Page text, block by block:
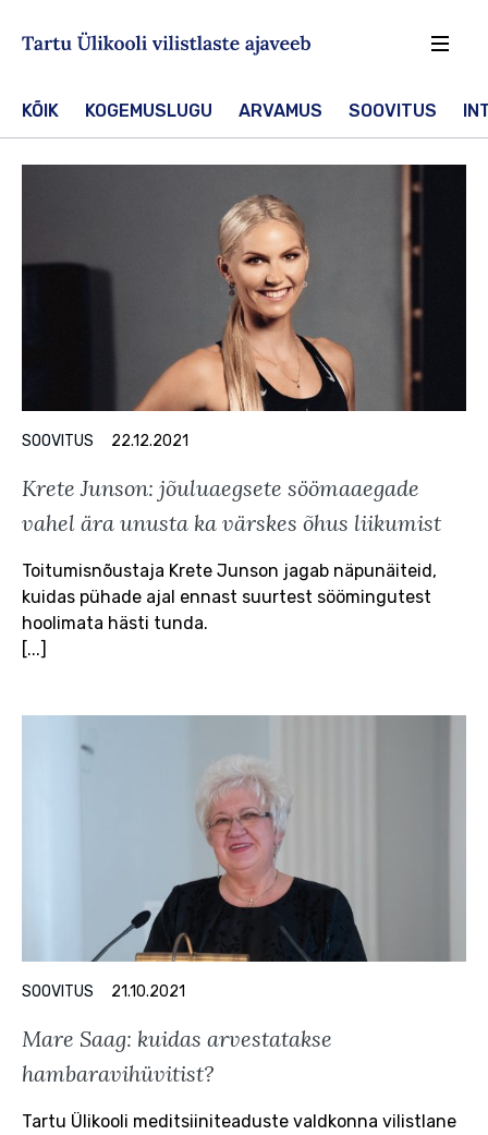
Sisesta märksõna
KÕIK KOGEMUSLUGU ARVAMUS SOOVITUS
Krete Junson: jõuluaegsete söömaaegade
vahel ära unusta ka värskes õhus liikumist
Toitumisnõustaja Krete Junson jagab näpunäiteid,
kuidas pühade ajal ennast suurtest söömingutest
hoolimata hästi tunda.
[...]
SOOVITUS 22.12.2021
Mare Saag: kuidas arvestatakse
hambaravihüvitist?
Tartu Ülikooli meditsiiniteaduste valdkonna vilistlane
SOOVITUS 21.10.2021